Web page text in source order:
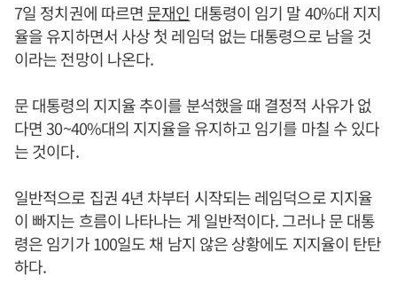
7일 정치권에 따르면 문재인 대통령이 임기 말 40%대 지지
율을 유지하면서 사상 첫 레임덕 없는 대통령으로 남을 것
이라는 전망이 나온다.
문 대통령의 지지율 추이를 분석했을 때 결정적 사유가 없
다면 30~40%대의 지지율을 유지하고 임기를 마칠 수 있다
는 것이다.
일반적으로 집권 4년 차부터 시작되는 레임덕으로 지지율
이 빠지는 흐름이 나타나는 게 일반적이다. 그러나 문 대통
령은 임기가 100일도 채 남지 않은 상황에도 지지율이 탄탄
하다.